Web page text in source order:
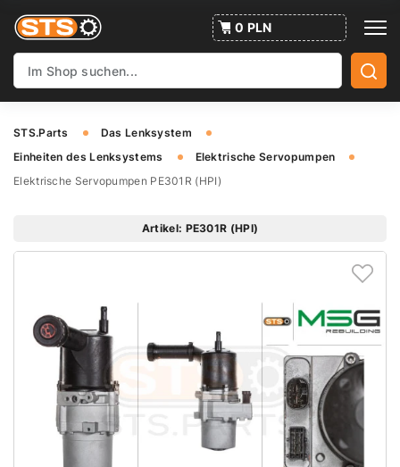
0 PLN
STS.Parts
Das Lenksystem
Einheiten des Lenksystems
Elektrische Servopumpen
Elektrische Servopumpen PE301R (HPI)
Artikel: PE301R (HPI)